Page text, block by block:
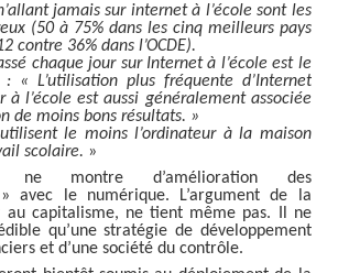
jamais sur internet à l’école sont les
(50 à 75% dans les cinq meilleurs pays
contre 36% dans l’OCDE).
chaque jour sur Internet à l’école est le
« L’utilisation plus fréquente d’Internet
à l’école est aussi généralement associée
de moins bons résultats. »
le moins l’ordinateur à la maison
scolaire. »
ne montre d’amélioration des
avec le numérique. L’argument de la
au capitalisme, ne tient même pas. Il ne
qu’une stratégie de développement
et d’une société du contrôle.